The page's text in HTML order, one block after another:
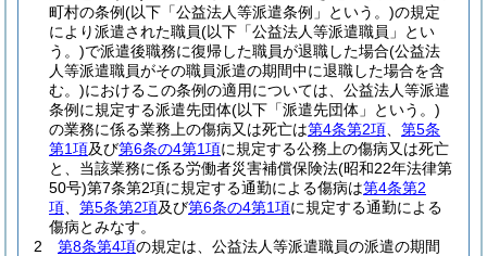
町村の条例(以下「公益法人等派遣条例」という。)の規定
により派遣された職員(以下「公益法人等派遣職員」とい
う。)で派遣後職務に復帰した職員が退職した場合(公益法
人等派遣職員がその職員派遣の期間中に退職した場合を含
む。)におけるこの条例の適用については、公益法人等派遣
条例に規定する派遣先団体(以下「派遣先団体」という。)
の業務に係る業務上の傷病又は死亡は第4条第2項
第5条
第1項及び第6条の4第1項に規定する公務上の傷病又は死亡
と、当該業務に係る労働者災害補償保険法(昭和22年法律第
50号)第7条第2項に規定する通勤による傷病は第4条第2
項
第5条第2項及び第6条の4第1項に規定する通勤による
傷病とみなす。
2
第8条第4項の規定は、公益法人等派遣職員の派遣の期間